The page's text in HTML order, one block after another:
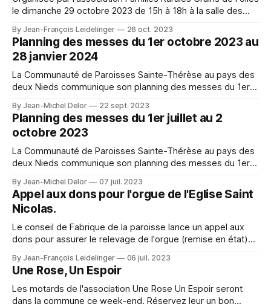
le dimanche 29 octobre 2023 de 15h à 18h à la salle des
visual detail with comfort during events or photo shoots.
The included accessories should be confirmed before
separate items
By Jean-François Leidelinger 26 oct. 2023
Planning des messes du 1er octobre 2023 au
28 janvier 2024
La Communauté de Paroisses Sainte-Thérèse au pays des
deux Nieds communique son planning des messes du 1er
n392023-Bulletin-paroissial-n39.pdf549 KBdownload-circle
By Jean-Michel Delor 22 sept. 2023
Planning des messes du 1er juillet au 2
octobre 2023
La Communauté de Paroisses Sainte-Thérèse au pays des
deux Nieds communique son planning des messes du 1er
By Jean-Michel Delor 07 juil. 2023
Appel aux dons pour l'orgue de l'Eglise Saint
Nicolas.
Le conseil de Fabrique de la paroisse lance un appel aux
dons pour assurer le relevage de l'orgue (remise en état)
consulter tous les détails du projet et effectuer un don en
toute sécurité sur le site de
By Jean-François Leidelinger 06 juil. 2023
Une Rose, Un Espoir
Les motards de l'association Une Rose Un Espoir seront
dans la commune ce week-end. Réservez leur un bon